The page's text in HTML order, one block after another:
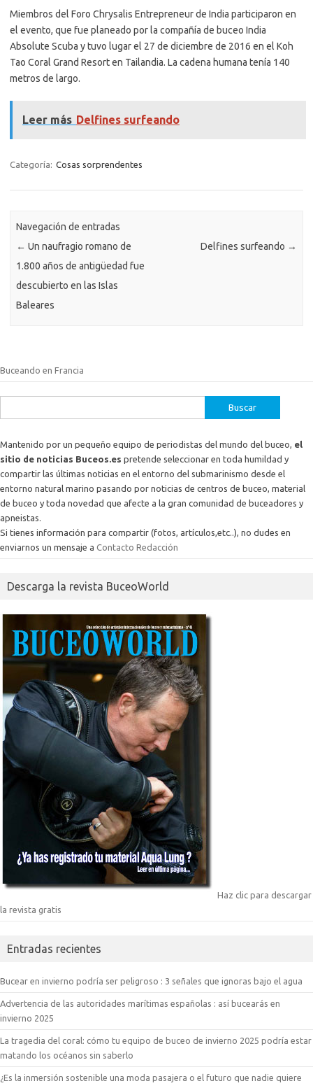
Miembros del Foro Chrysalis Entrepreneur de India participaron en
el evento, que fue planeado por la compañía de buceo India
Absolute Scuba y tuvo lugar el 27 de diciembre de 2016 en el Koh
Tao Coral Grand Resort en Tailandia. La cadena humana tenía 140
metros de largo.
Leer más Delfines surfeando
Categoría: Cosas sorprendentes
Navegación de entradas
← Un naufragio romano de
1.800 años de antigüedad fue
descubierto en las Islas
Baleares
Delfines surfeando →
Buceando en Francia
Mantenido por un pequeño equipo de periodistas del mundo del buceo, el
sitio de noticias Buceos.es pretende seleccionar en toda humildad y
compartir las últimas noticias en el entorno del submarinismo desde el
entorno natural marino pasando por noticias de centros de buceo, material
de buceo y toda novedad que afecte a la gran comunidad de buceadores y
apneistas.
Si tienes información para compartir (fotos, artículos,etc..), no dudes en
enviarnos un mensaje a Contacto Redacción
Descarga la revista BuceoWorld
Haz clic para descargar
la revista gratis
Entradas recientes
Bucear en invierno podría ser peligroso : 3 señales que ignoras bajo el agua
Advertencia de las autoridades marítimas españolas : así bucearás en
invierno 2025
La tragedia del coral: cómo tu equipo de buceo de invierno 2025 podría estar
matando los océanos sin saberlo
¿Es la inmersión sostenible una moda pasajera o el futuro que nadie quiere